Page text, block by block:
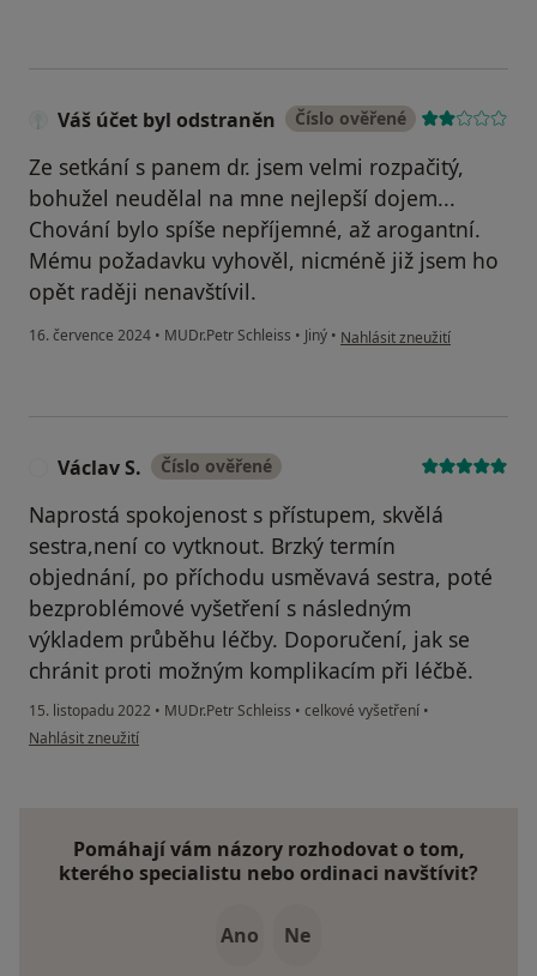
Váš účet byl odstraněn Číslo ověřené
Ze setkání s panem dr. jsem velmi rozpačitý,
bohužel neudělal na mne nejlepší dojem...
Chování bylo spíše nepříjemné, až arogantní.
Mému požadavku vyhověl, nicméně již jsem ho
opět raději nenavštívil.
16. července 2024 • MUDr.Petr Schleiss • Jiný • podle názoru uživatele Váš
Nahlásit zneužití
Václav S. Číslo ověřené
Naprostá spokojenost s přístupem, skvělá
sestra,není co vytknout. Brzký termín
objednání, po příchodu usměvavá sestra, poté
bezproblémové vyšetření s následným
výkladem průběhu léčby. Doporučení, jak se
chránit proti možným komplikacím při léčbě.
15. listopadu 2022 • MUDr.Petr Schleiss • celkové vyšetření •
podle názoru uživatele Václav S.
Nahlásit zneužití
Pomáhají vám názory rozhodovat o tom,
kterého specialistu nebo ordinaci navštívit?
Ano Ne